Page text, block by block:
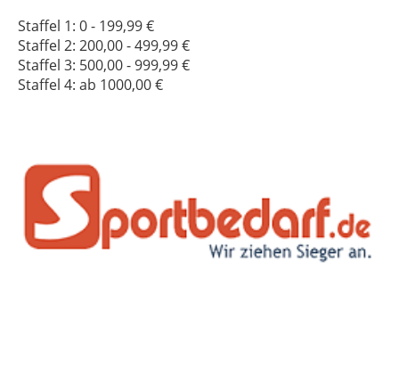
Staffel 1: 0 - 199,99 €
Staffel 2: 200,00 - 499,99 €
Staffel 3: 500,00 - 999,99 €
Staffel 4: ab 1000,00 €